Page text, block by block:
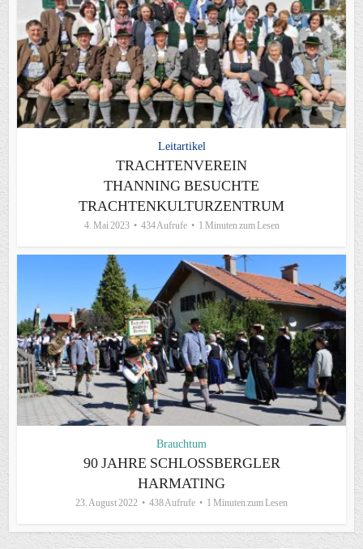
Leitartikel
TRACHTENVEREIN
THANNING BESUCHTE
TRACHTENKULTURZENTRUM
4. Mai 2023 434 Aufrufe 1 Minuten zum Lesen
Brauchtum
90 JAHRE SCHLOSSBERGLER H
ARMATING
23. August 2022 438 Aufrufe 1 Minuten zum Lesen